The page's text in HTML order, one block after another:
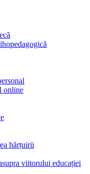
online
hărțuirii
viitorului educației